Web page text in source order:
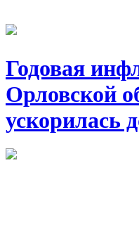
Годовая
Орловской
ускорилась